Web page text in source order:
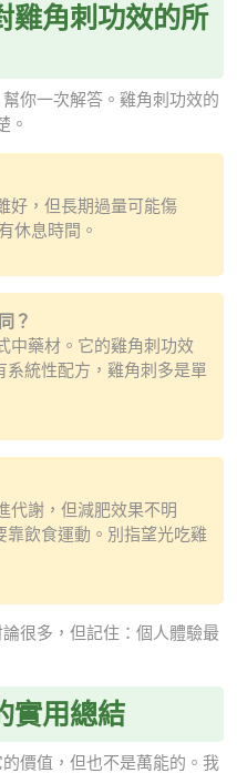
雞角刺功效的所
你一次解答。雞角刺功效的
。
好，但長期過量可能傷
休息時間。
？
中藥材。它的雞角刺功效
系統性配方，雞角刺多是單
代謝，但減肥效果不明
靠飲食運動。別指望光吃雞
很多，但記住：個人體驗最
實用總結
價值，但也不是萬能的。我